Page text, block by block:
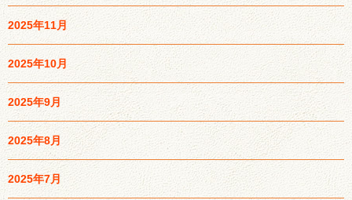
2025年11月
2025年10月
2025年9月
2025年8月
2025年7月